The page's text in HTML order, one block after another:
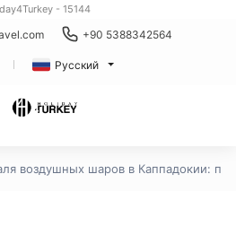
- 15144
+90 5388342564
Русский
воздушных шаров в Каппадокии: